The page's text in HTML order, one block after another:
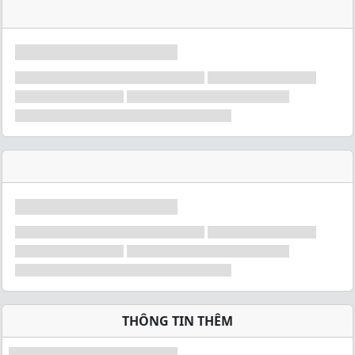
THÔNG TIN THÊM